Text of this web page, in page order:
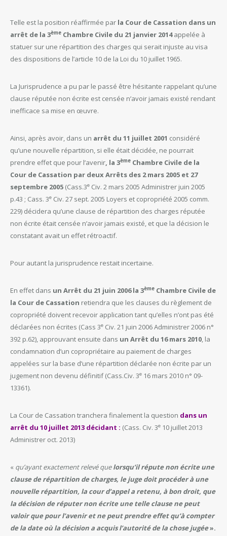
Telle est la position réaffirmée par la Cour de Cassation dans un
arrêt de la 3ème Chambre Civile du 21 janvier 2014appelée à
statuer sur une répartition des charges qui serait injuste au visa
des dispositions de l’article 10 de la Loi du 10 juillet 1965.
La Jurisprudence a pu par le passé être hésitante rappelant qu’une
clause réputée non écrite est censée n’avoir jamais existé rendant
inefficace sa mise en œuvre.
Ainsi, après avoir, dans un arrêt du 11 juillet 2001 considéré
qu’une nouvelle répartition, si elle était décidée, ne pourrait
prendre effet que pour l’avenir, la 3ème Chambre Civile de la
Cour de Cassation par deux Arrêts des 2 mars 2005 et 27
septembre 2005 (Cass.3e Civ. 2 mars 2005 Administrer juin 2005
p.43 ; Cass. 3e Civ. 27 sept. 2005 Loyers et copropriété 2005 comm.
229) décidera qu’une clause de répartition des charges réputée
non écrite était censée n’avoir jamais existé, et que la décision le
constatant avait un effet rétroactif.
Pour autant la jurisprudence restait incertaine.
En effet dans un Arrêt du 21 juin 2006 la 3ème Chambre Civile de
la Cour de Cassation retiendra que les clauses du règlement de
copropriété doivent recevoir application tant qu’elles n’ont pas été
déclarées non écrites (Cass 3e Civ. 21 juin 2006 Administrer 2006 n°
392 p.62), approuvant ensuite dans un Arrêt du 16 mars 2010, la
condamnation d’un copropriétaire au paiement de charges
appelées sur la base d’une répartition déclarée non écrite par un
jugement non devenu définitif (Cass.Civ. 3e 16 mars 2010 n° 09-
13361).
La Cour de Cassation tranchera finalement la question dans un
arrêt du 10 juillet 2013 décidant : (Cass. Civ. 3e 10 juillet 2013
Administrer oct. 2013)
« qu’ayant exactement relevé quelorsqu’il répute non écrite une
clause de répartition de charges, le juge doit procéder à une
nouvelle répartition, la cour d’appel a retenu, à bon droit, que
la décision de réputer non écrite une telle clause ne peut
valoir que pour l’avenir et ne peut prendre effet qu’à compter
de la date où la décision a acquis l’autorité de la chose jugée».